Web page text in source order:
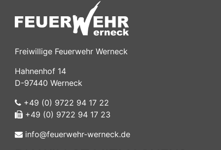
Freiwillige Feuerwehr Werneck
Hahnenhof 14
D-97440 Werneck
+49 (0) 9722 94 17 22
+49 (0) 9722 94 17 23
info@feuerwehr-werneck.de